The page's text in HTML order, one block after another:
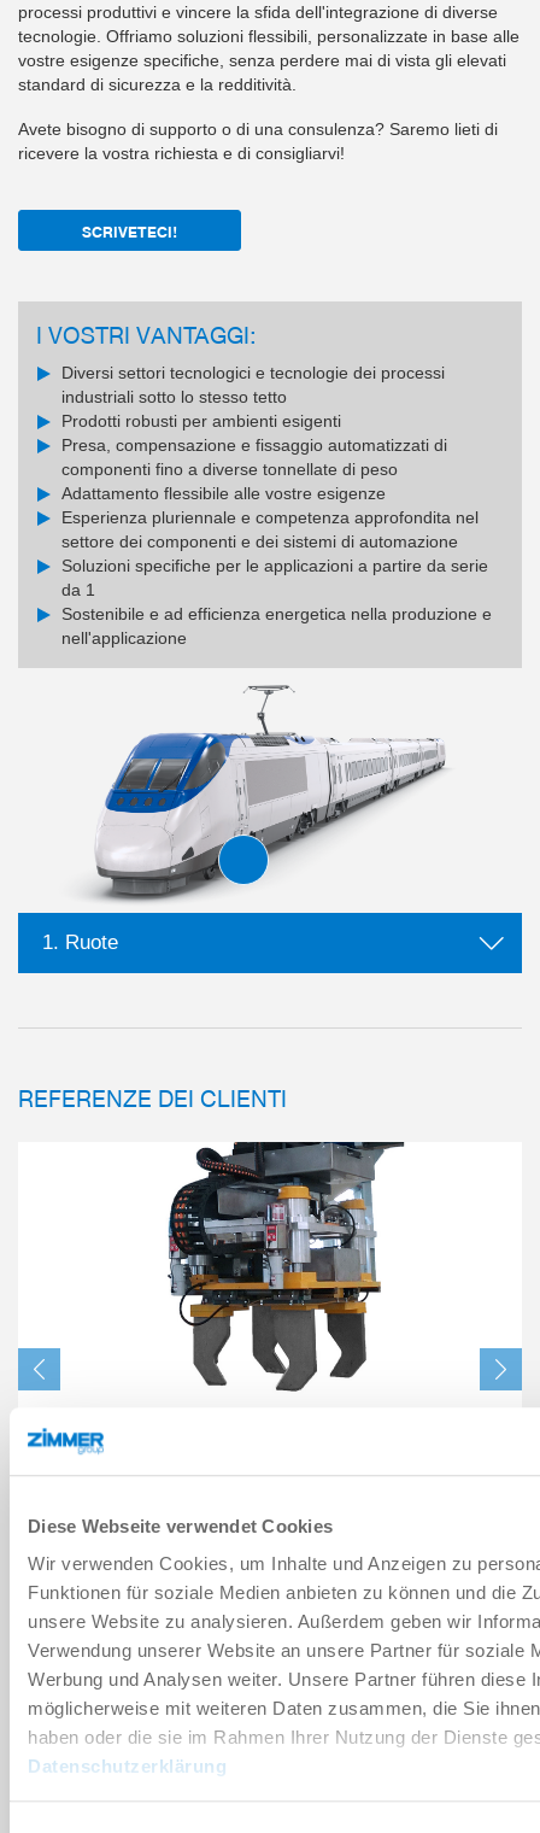
Diese Webseite verwendet Cookies
Wir verwenden Cookies, um Inhalte und Anzeigen zu
Funktionen für soziale Medien anbieten zu können und die
unsere Website zu analysieren. Außerdem geben wir
Verwendung unserer Website an unsere Partner für soziale
Werbung und Analysen weiter. Unsere Partner führen diese
möglicherweise mit weiteren Daten zusammen, die Sie
haben oder die sie im Rahmen Ihrer Nutzung der Dienste
Datenschutzerklärung
processi produttivi e vincere la sfida dell'integrazione di diverse
tecnologie. Offriamo soluzioni flessibili, personalizzate in base alle
vostre esigenze specifiche, senza perdere mai di vista gli elevati
standard di sicurezza e la redditività.
Avete bisogno di supporto o di una consulenza? Saremo lieti di
ricevere la vostra richiesta e di consigliarvi!
SCRIVETECI!
I VOSTRI VANTAGGI:
Diversi settori tecnologici e tecnologie dei processi
industriali sotto lo stesso tetto
Prodotti robusti per ambienti esigenti
Presa, compensazione e fissaggio automatizzati di
componenti fino a diverse tonnellate di peso
Adattamento flessibile alle vostre esigenze
Esperienza pluriennale e competenza approfondita nel
settore dei componenti e dei sistemi di automazione
Soluzioni specifiche per le applicazioni a partire da serie
da 1
Sostenibile e ad efficienza energetica nella produzione e
nell'applicazione
altro
1. Ruote
REFERENZE DEI CLIENTI
RIFERIMENTO DEL SISTEMA
COMPONENTI